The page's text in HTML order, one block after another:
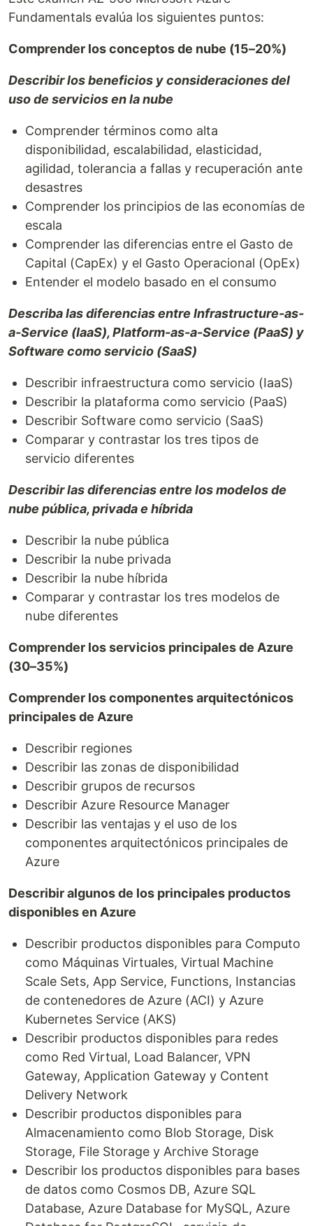
Fundamentals evalúa los siguientes puntos:
Comprender los conceptos de nube (15–20%)
Describir los beneficios y consideraciones del
uso de servicios en la nube
Comprender términos como alta
disponibilidad, escalabilidad, elasticidad,
agilidad, tolerancia a fallas y recuperación ante
desastres
Comprender los principios de las economías de
escala
Comprender las diferencias entre el Gasto de
Capital (CapEx) y el Gasto Operacional (OpEx)
Entender el modelo basado en el consumo
Describa las diferencias entre Infrastructure-as-
a-Service (IaaS), Platform-as-a-Service (PaaS) y
Software como servicio (SaaS)
Describir infraestructura como servicio (IaaS)
Describir la plataforma como servicio (PaaS)
Describir Software como servicio (SaaS)
Comparar y contrastar los tres tipos de
servicio diferentes
Describir las diferencias entre los modelos de
nube pública, privada e híbrida
Describir la nube pública
Describir la nube privada
Describir la nube híbrida
Comparar y contrastar los tres modelos de
nube diferentes
Comprender los servicios principales de Azure
(30–35%)
Comprender los componentes arquitectónicos
principales de Azure
Describir regiones
Describir las zonas de disponibilidad
Describir grupos de recursos
Describir Azure Resource Manager
Describir las ventajas y el uso de los
componentes arquitectónicos principales de
Azure
Describir algunos de los principales productos
disponibles en Azure
Describir productos disponibles para Computo
como Máquinas Virtuales, Virtual Machine
Scale Sets, App Service, Functions, Instancias
de contenedores de Azure (ACI) y Azure
Kubernetes Service (AKS)
Describir productos disponibles para redes
como Red Virtual, Load Balancer, VPN
Gateway, Application Gateway y Content
Delivery Network
Describir productos disponibles para
Almacenamiento como Blob Storage, Disk
Storage, File Storage y Archive Storage
Describir los productos disponibles para bases
de datos como Cosmos DB, Azure SQL
Database, Azure Database for MySQL, Azure